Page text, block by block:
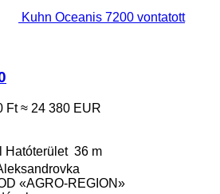
Kuhn Oceanis 7200 vontatott
Ft ≈ 24 380 EUR
Hatóterület 36 m
«AGRO-REGION»